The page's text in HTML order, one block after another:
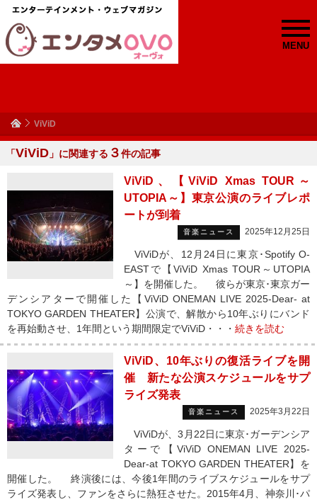
MENU
ViViD
「ViViD 」に関連する ３件の記事
ViViD、【ViViD Xmas TOUR～
UTOPIA～】東京公演のライブレポ
ートが到着
音楽ニュース 2025年12月25日
ViViDが、12月24日に東京･Spotify O-
EASTで【ViViD Xmas TOUR～UTOPIA
～】を開催した。 彼らが東京･東京ガー
デンシアターで開催した【ViViD ONEMAN LIVE 2025-Dear- at
TOKYO GARDEN THEATER】公演で、解散から10年ぶりにバンド
を再始動させ、1年間という期間限定でViViD・・・ 続きを読む
ViViD、10年ぶりの復活ライブを開
催 新たな公演スケジュールをサプ
ライズ発表
音楽ニュース 2025年3月22日
ViViDが、3月22日に東京･ガーデンシア
ターで【ViViD ONEMAN LIVE 2025-
Dear-at TOKYO GARDEN THEATER】を
開催した。 終演後には、今後1年間のライブスケジュールをサプ
ライズ発表し、ファンをさらに熱狂させた。2015年4月、神奈川･パ